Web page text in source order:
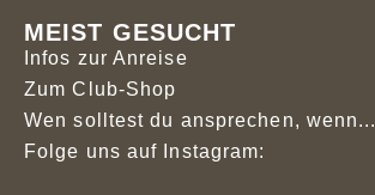
MEIST GESUCHT
Infos zur Anreise
Zum Club-Shop
Wen solltest du ansprechen, wenn...
Folge uns auf Instagram: